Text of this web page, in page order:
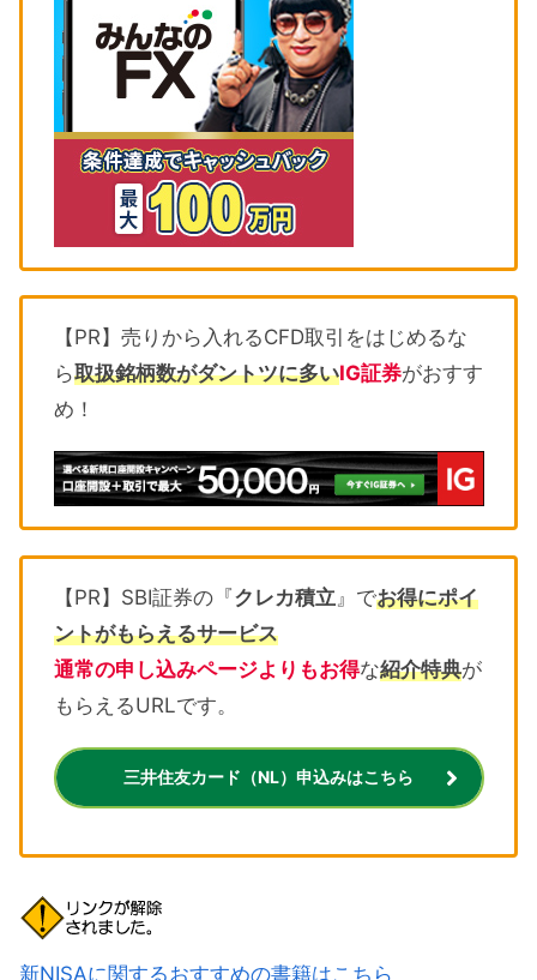
【PR】売りから入れるCFD取引をはじめるな
ら取扱銘柄数がダントツに多いIG証券がおすす
め！
【PR】SBI証券の『クレカ積立 』でお得にポイ
ントがもらえるサービス
通常の申し込みページよりもお得な紹介特典が
もらえるURLです。
三井住友カード（NL）申込みはこちら
新NISAに関するおすすめの書籍はこちら